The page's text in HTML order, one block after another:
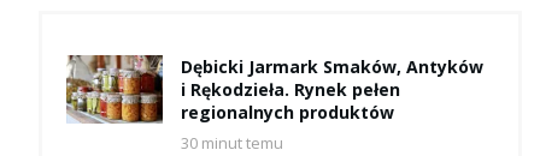
Dębicki Jarmark Smaków, Antyków
i Rękodzieła. Rynek pełen
regionalnych produktów
30 minut temu